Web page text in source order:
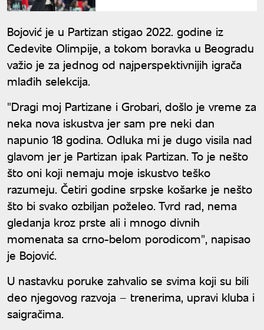
Bojović je u Partizan stigao 2022. godine iz
Cedevite Olimpije, a tokom boravka u Beogradu
važio je za jednog od najperspektivnijih igrača
mlađih selekcija.
"Dragi moj Partizane i Grobari, došlo je vreme za
neka nova iskustva jer sam pre neki dan
napunio 18 godina. Odluka mi je dugo visila nad
glavom jer je Partizan ipak Partizan. To je nešto
što oni koji nemaju moje iskustvo teško
razumeju. Četiri godine srpske košarke je nešto
što bi svako ozbiljan poželeo. Tvrd rad, nema
gledanja kroz prste ali i mnogo divnih
momenata sa crno-belom porodicom", napisao
je Bojović.
U nastavku poruke zahvalio se svima koji su bili
deo njegovog razvoja – trenerima, upravi kluba i
saigračima.